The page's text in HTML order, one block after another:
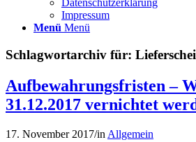
Datenschutzerklärung
Impressum
Menü Menü
Schlagwortarchiv für:
Aufbewahrungsfristen –
31.12.2017 vernichtet
17. November 2017/in Allgemein